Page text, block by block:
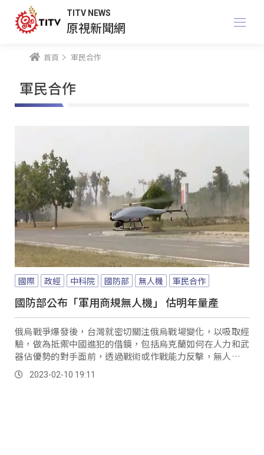
TITV NEWS
原視新聞網
首頁 軍民合作
軍民合作
國際 政經 中科院 國防部 無人機 軍民合作
國防部公布「軍用商規無人機」 估明年量產
俄烏戰爭爆發後，台灣就密切關注俄烏戰場變化，以吸取經
驗，做為抵禦中國進犯的借鏡，包括烏克蘭如何在人力和武
器佔優勢的對手面前，透過戰術或作戰能力反擊，無人機就
成了現代戰爭的重要的角色。
2023-02-10 19:11